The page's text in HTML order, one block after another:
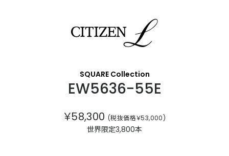
SQUARE Collection
EW5636-55E
￥58,300 (税抜価格￥53,000)
世界限定3,800本